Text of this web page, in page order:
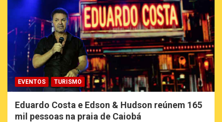
EVENTOS TURISMO
Eduardo Costa e Edson & Hudson reúnem 165
mil pessoas na praia de Caiobá